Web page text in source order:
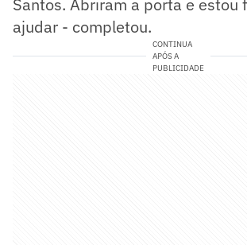
Santos. Abriram a porta e estou
ajudar - completou.
CONTINUA
APÓS A
PUBLICIDADE